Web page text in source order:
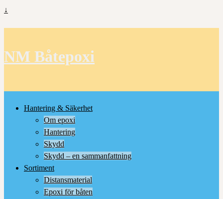
↓
NM Båtepoxi
Hantering & Säkerhet
Om epoxi
Hantering
Skydd
Skydd – en sammanfattning
Sortiment
Distansmaterial
Epoxi för båten